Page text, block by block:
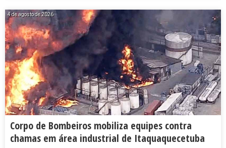
4 de agosto de 2026
Corpo de Bombeiros mobiliza equipes contra
chamas em área industrial de Itaquaquecetuba